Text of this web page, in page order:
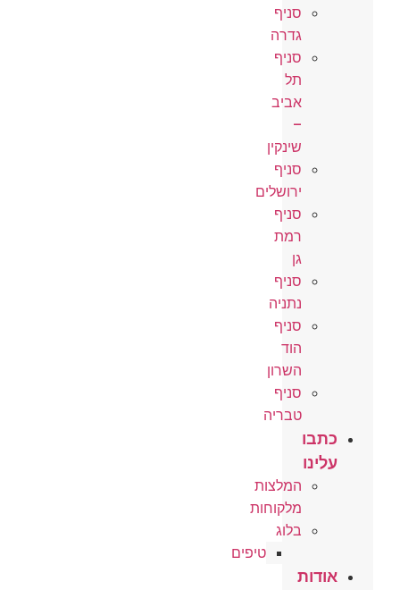
סניף
גדרה
סניף
תל
אביב
–
שינקין
סניף
ירושלים
סניף
רמת
גן
סניף
נתניה
סניף
הוד
השרון
סניף
טבריה
כתבו
עלינו
המלצות
מלקוחות
בלוג
טיפים
אודות